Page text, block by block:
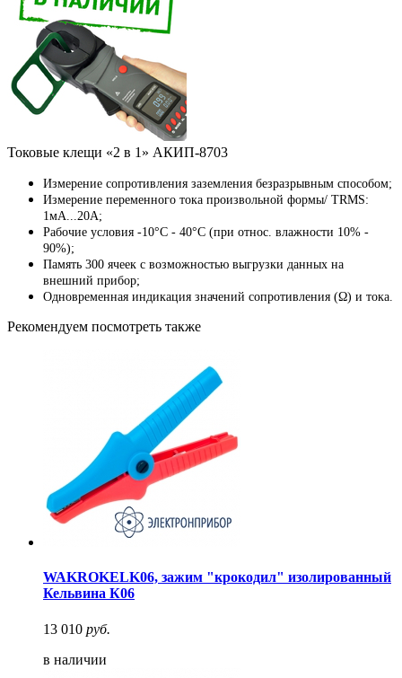
Токовые клещи «2 в 1» АКИП-8703
Измерение сопротивления заземления безразрывным способом;
Измерение переменного тока произвольной формы/ TRMS:
1мА...20А;
Рабочие условия -10°C - 40°C (при относ. влажности 10% -
90%);
Память 300 ячеек с возможностью выгрузки данных на
внешний прибор;
Одновременная индикация значений сопротивления (Ω) и тока.
Рекомендуем посмотреть также
WAKROKELK06, зажим "крокодил" изолированный
Кельвина К06
13 010 руб.
в наличии